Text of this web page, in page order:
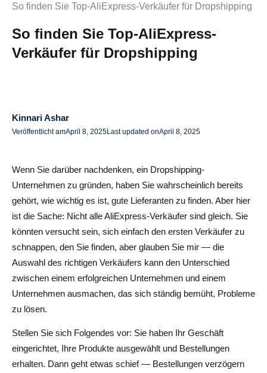
3. Wenden Sie sich an Verkäufer, um Klarheit zu erhalten
So verwenden Sie AliDrop, um zuverlässige AliExpress-
Lieferanten zu finden
Wie AliDrop Ihnen Zeit spart und Ihren Dropshipping-
Erfolg steigert
AliExpress-Verkäufern für Dropshipping
Versandzeiten
2. Wie AliDrop hilft, das Versandmanagement zu
optimieren
3. Umgang mit den Versanderwartungen der Kunden
4. Was tun, wenn es zu Versandverzögerungen kommt
Häufig gestellte Fragen zur Suche nach Top-AliExpress-
Verkäufern für Dropshipping
So finden Sie Top-AliExpress-Verkäufer für Dropshipping
So finden Sie Top-AliExpress-
Verkäufer für Dropshipping
Kinnari Ashar
Veröffentlicht amApril 8, 2025Last updated onApril 8, 2025
Wenn Sie darüber nachdenken, ein Dropshipping-
Unternehmen zu gründen, haben Sie wahrscheinlich bereits
gehört, wie wichtig es ist, gute Lieferanten zu finden. Aber hier
ist die Sache: Nicht alle AliExpress-Verkäufer sind gleich. Sie
könnten versucht sein, sich einfach den ersten Verkäufer zu
schnappen, den Sie finden, aber glauben Sie mir — die
Auswahl des richtigen Verkäufers kann den Unterschied
zwischen einem erfolgreichen Unternehmen und einem
Unternehmen ausmachen, das sich ständig bemüht, Probleme
zu lösen.
Stellen Sie sich Folgendes vor: Sie haben Ihr Geschäft
eingerichtet, Ihre Produkte ausgewählt und Bestellungen
erhalten. Dann geht etwas schief — Bestellungen verzögern